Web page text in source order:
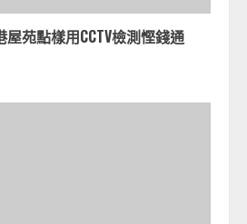
苑點樣用CCTV檢測慳錢通